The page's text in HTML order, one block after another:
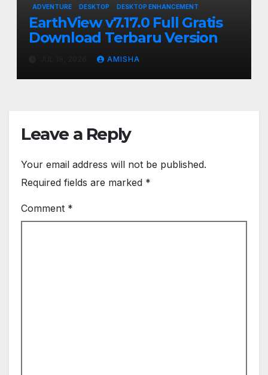
ADVENTURE DESKTOP DESKTOP ENHANCEMENT
EarthView v7.17.0 Full Gratis
Download Terbaru Version
AMISHA
Leave a Reply
Your email address will not be published.
Required fields are marked *
Comment *